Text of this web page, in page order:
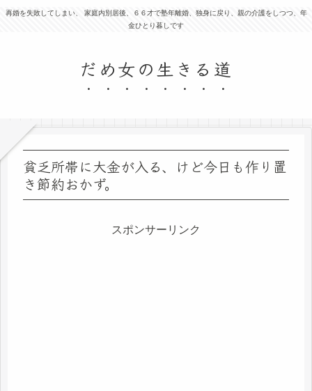
再婚を失敗してしまい、 家庭内別居後、６６才で塾年離婚、独身に戻り、親の介護をしつつ、年
金ひとり暮しです
だめ女の生きる道
貧乏所帯に大金が入る、けど今日も作り置
き節約おかず。
スポンサーリンク